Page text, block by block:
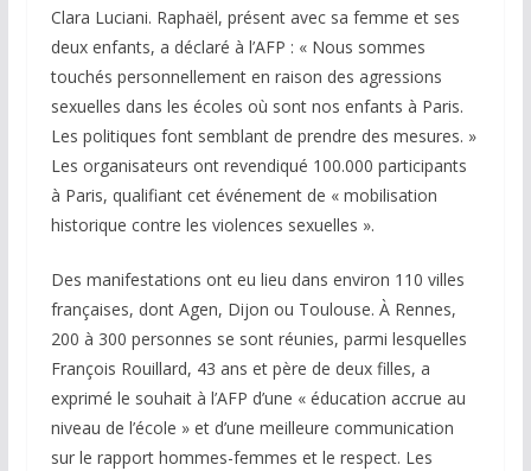
Clara Luciani. Raphaël, présent avec sa femme et ses
deux enfants, a déclaré à l’AFP : « Nous sommes
touchés personnellement en raison des agressions
sexuelles dans les écoles où sont nos enfants à Paris.
Les politiques font semblant de prendre des mesures. »
Les organisateurs ont revendiqué 100.000 participants
à Paris, qualifiant cet événement de « mobilisation
historique contre les violences sexuelles ».
Des manifestations ont eu lieu dans environ 110 villes
françaises, dont Agen, Dijon ou Toulouse. À Rennes,
200 à 300 personnes se sont réunies, parmi lesquelles
François Rouillard, 43 ans et père de deux filles, a
exprimé le souhait à l’AFP d’une « éducation accrue au
niveau de l’école » et d’une meilleure communication
sur le rapport hommes-femmes et le respect. Les